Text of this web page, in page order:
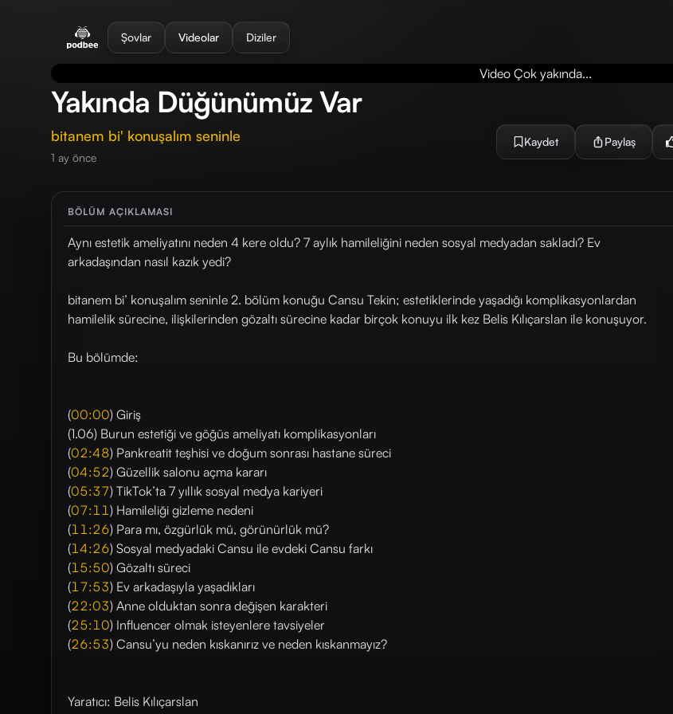
Şovlar Videolar Diziler
Video Çok yakında...
Yakında Düğünümüz Var
bitanem bi' konuşalım seninle
1 ay önce
Kaydet Paylaş
BÖLÜM AÇIKLAMASI
Aynı estetik ameliyatını neden 4 kere oldu? 7 aylık hamileliğini neden sosyal medyadan sakladı? Ev
arkadaşından nasıl kazık yedi?
bitanem bi’ konuşalım seninle 2. bölüm konuğu Cansu Tekin; estetiklerinde yaşadığı komplikasyonlardan
hamilelik sürecine, ilişkilerinden gözaltı sürecine kadar birçok konuyu ilk kez Belis Kılıçarslan ile konuşuyor.
Bu bölümde:
(00:00) Giriş
(1.06) Burun estetiği ve göğüs ameliyatı komplikasyonları
(02:48) Pankreatit teşhisi ve doğum sonrası hastane süreci
(04:52) Güzellik salonu açma kararı
(05:37) TikTok’ta 7 yıllık sosyal medya kariyeri
(07:11) Hamileliği gizleme nedeni
(11:26) Para mı, özgürlük mü, görünürlük mü?
(14:26) Sosyal medyadaki Cansu ile evdeki Cansu farkı
(15:50) Gözaltı süreci
(17:53) Ev arkadaşıyla yaşadıkları
(22:03) Anne olduktan sonra değişen karakteri
(25:10) Influencer olmak isteyenlere tavsiyeler
(26:53) Cansu’yu neden kıskanırız ve neden kıskanmayız?
Yaratıcı: Belis Kılıçarslan